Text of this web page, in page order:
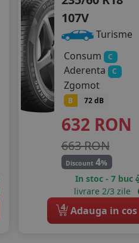
107V
Turisme
Consum
C
Aderenta C
Zgomot
B 72 dB
632 RON
663 RON
Discount4%
In stoc - 7 buc
livrare 2/3 zile
4 Adauga in cos